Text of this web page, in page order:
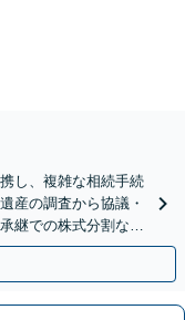
し、複雑な相続手続
産の調査から協議・
継での株式分割など
可】